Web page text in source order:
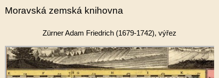
Moravská zemská knihovna
Zürner Adam Friedrich (1679-1742), výřez